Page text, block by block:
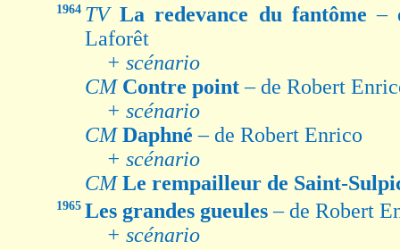
1964 TV La redevance du fantôme–
Laforêt
+ scénario
CM Contre point– de Robert
+ scénario
CM Daphné– de Robert Enrico
+ scénario
CM Le rempailleur de Saint-
1965 Les grandes gueules– de Robert
+ scénario